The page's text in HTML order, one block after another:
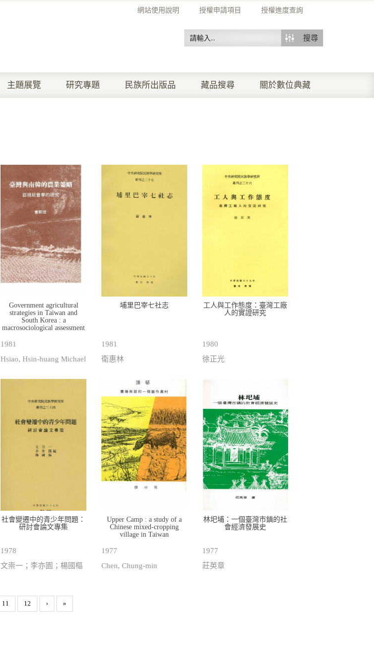
網站使用說明 授權申請項目 授權進度查詢
搜尋
主題展覽 研究專題 民族所出版品 藏品搜尋 關於數位典藏
Government agricultural
strategies in Taiwan and
South Korea : a
macrosociological assessment
1981
Hsiao, Hsin-huang Michael
埔里巴宰七社志
1981
衛惠林
工人與工作態度：臺灣工廠
人的實證研究
1980
徐正光
社會變遷中的青少年問題：
研討會論文專集
1978
文崇一；李亦園；楊國樞
Upper Camp : a study of a
Chinese mixed-cropping
village in Taiwan
1977
Chen, Chung-min
林圯埔：一個臺灣市鎮的社
會經濟發展史
1977
莊英章
11 12 › »